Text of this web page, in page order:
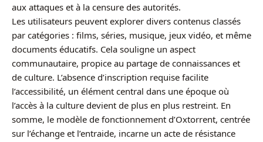
aux attaques et à la censure des autorités.
Les utilisateurs peuvent explorer divers contenus classés
par catégories : films, séries, musique, jeux vidéo, et même
documents éducatifs. Cela souligne un aspect
communautaire, propice au partage de connaissances et
de culture. L’absence d’inscription requise facilite
l’accessibilité, un élément central dans une époque où
l’accès à la culture devient de plus en plus restreint. En
somme, le modèle de fonctionnement d’Oxtorrent, centrée
sur l’échange et l’entraide, incarne un acte de résistance